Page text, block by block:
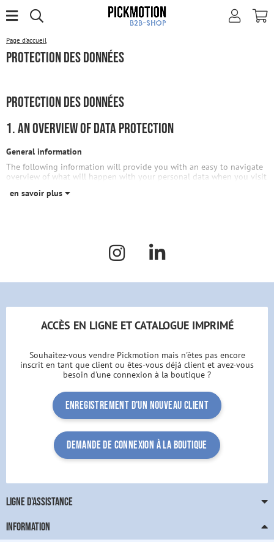
Page d’accueil
Protection des données
Protection des données
1. An overview of data protection
General information
The following information will provide you with an easy to navigate
overview of what will happen with your personal data when you visit
en savoir plus
LIGNE D'ASSISTANCE
INFORMATION
ACCÈS EN LIGNE ET CATALOGUE IMPRIMÉ
Souhaitez-vous vendre Pickmotion mais n'êtes pas encore
inscrit en tant que client ou êtes-vous déjà client et avez-vous
besoin d'une connexion à la boutique ?
Enregistrement d'un nouveau client
Demande de connexion à la boutique